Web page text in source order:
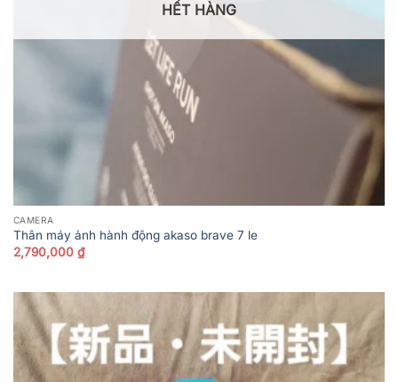
HẾT HÀNG
CAMERA
Thân máy ảnh hành động akaso brave 7 le
2,790,000 ₫